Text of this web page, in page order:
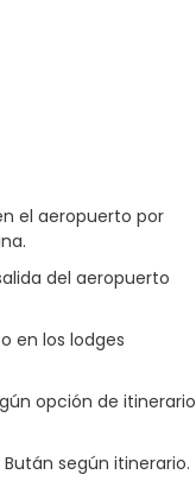
el aeropuerto por
del aeropuerto
en los lodges
opción de itinerario
según itinerario.